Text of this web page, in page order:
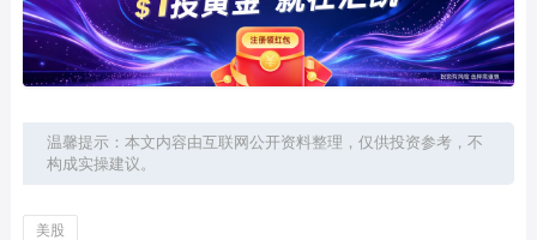
温馨提示：本文内容由互联网公开资料整理，仅供投资参考，不
构成实操建议。
美股